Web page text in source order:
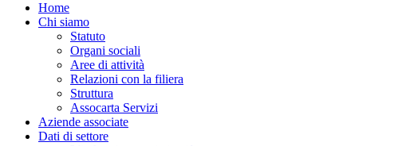
Home
Chi siamo
Statuto
Organi sociali
Aree di attività
Relazioni con la filiera
Struttura
Assocarta Servizi
Aziende associate
Dati di settore